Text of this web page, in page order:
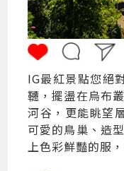
IG最紅景點您絕
韆，擺盪在烏布
河谷，更能眺望
可愛的鳥巢、造
上色彩鮮豔的服